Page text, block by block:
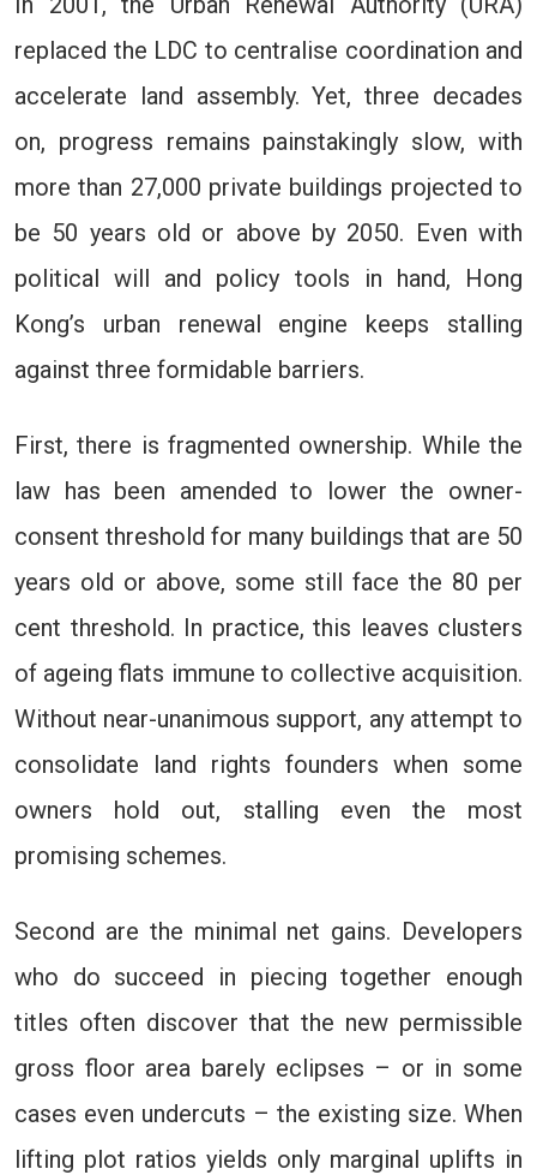
replaced the LDC to centralise coordination and
accelerate land assembly. Yet, three decades
on, progress remains painstakingly slow, with
more than 27,000 private buildings projected to
be 50 years old or above by 2050. Even with
political will and policy tools in hand, Hong
Kong’s urban renewal engine keeps stalling
against three formidable barriers.
First, there is fragmented ownership. While the
law has been amended to lower the owner-
consent threshold for many buildings that are 50
years old or above, some still face the 80 per
cent threshold. In practice, this leaves clusters
of ageing flats immune to collective acquisition.
Without near-unanimous support, any attempt to
consolidate land rights founders when some
owners hold out, stalling even the most
promising schemes.
Second are the minimal net gains. Developers
who do succeed in piecing together enough
titles often discover that the new permissible
gross floor area barely eclipses – or in some
cases even undercuts – the existing size. When
lifting plot ratios yields only marginal uplifts in